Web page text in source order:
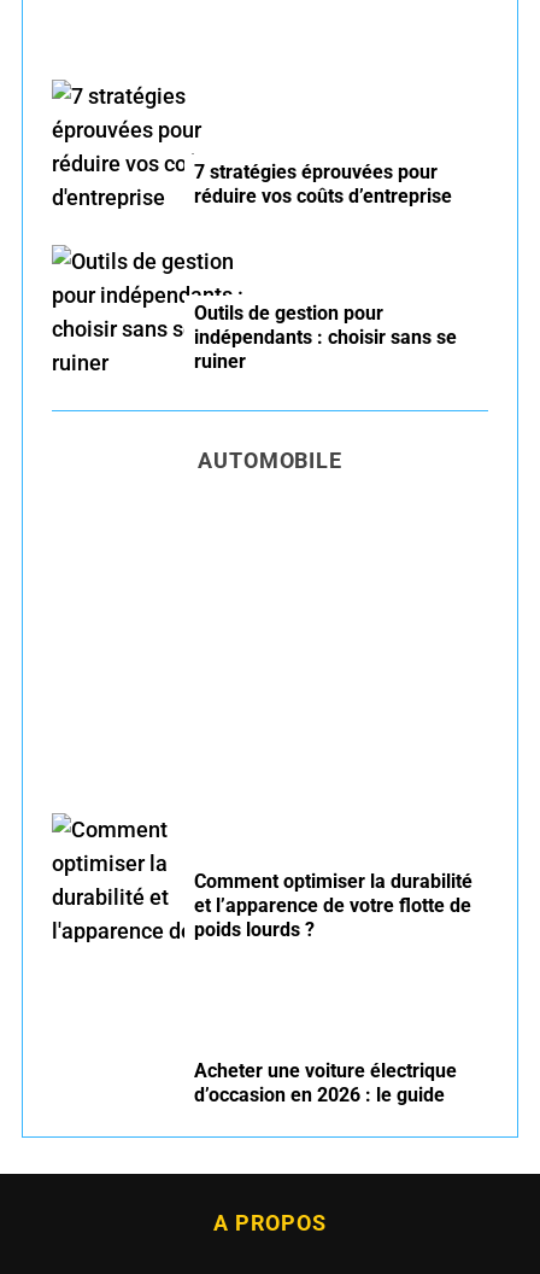
7 stratégies éprouvées pour
réduire vos coûts d’entreprise
Outils de gestion pour
indépendants : choisir sans se
ruiner
AUTOMOBILE
Comment optimiser la durabilité
et l’apparence de votre flotte de
poids lourds ?
Acheter une voiture électrique
d’occasion en 2026 : le guide
A PROPOS